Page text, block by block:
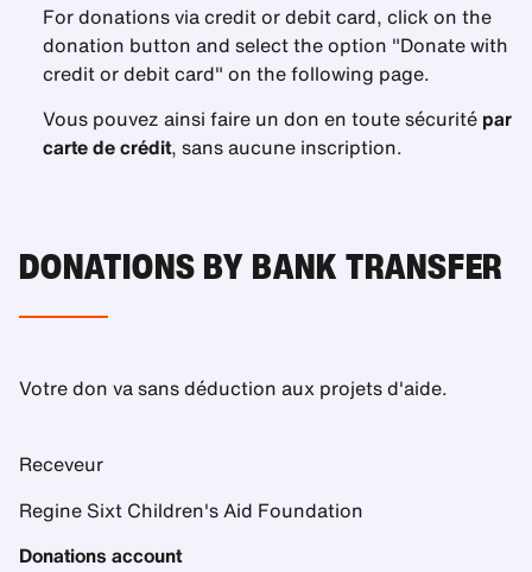
For donations via credit or debit card, click on the
donation button and select the option "Donate with
credit or debit card" on the following page.
Vous pouvez ainsi faire un don en toute sécurité par
carte de crédit, sans aucune inscription.
DONATIONS BY BANK TRANSFER
Votre don va sans déduction aux projets d'aide.
Receveur
Regine Sixt Children's Aid Foundation
Donations account